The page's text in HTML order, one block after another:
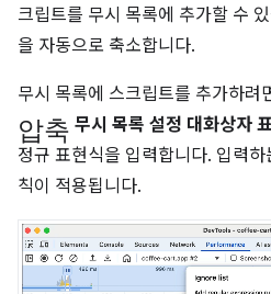
크립트를 무시 목록에 추가할 수
을 자동으로 축소합니다.
무시 목록에 스크립트를 추가하려
압축 무시 목록 설정 대화상자
정규 표현식을 입력합니다. 입력
칙이 적용됩니다.